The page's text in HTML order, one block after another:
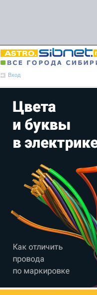
Вход